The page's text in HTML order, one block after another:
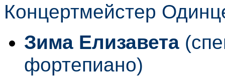
Концертмейстер
Зима Елизавета
фортепиано)